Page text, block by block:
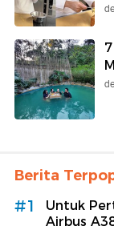
Berita
#1
Untuk
Airbus